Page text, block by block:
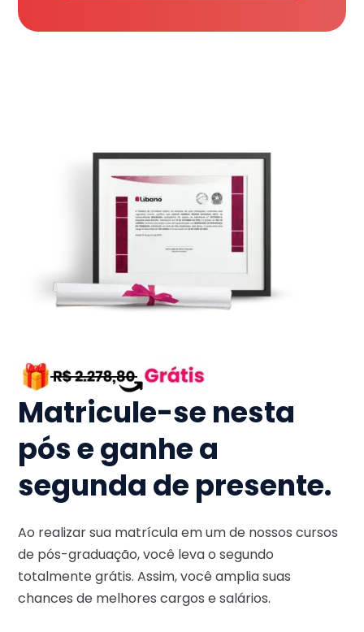
Matricule-se nesta
pós e ganhe a
segunda de presente.
Ao realizar sua matrícula em um de nossos cursos
de pós-graduação, você leva o segundo
totalmente grátis. Assim, você amplia suas
chances de melhores cargos e salários.